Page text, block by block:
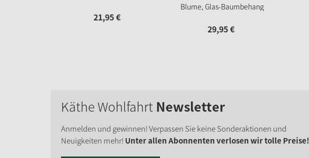
21,95€
Blume, Glas-Baumbehang
29,95€
Käthe Wohlfahrt Newsletter
Anmelden und gewinnen! Verpassen Sie keine Sonderaktionen und
Neuigkeiten mehr! Unter allen Abonnenten verlosen wir tolle Preise!